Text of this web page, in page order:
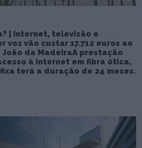
| Internet, televisão e
voz vão custar 17.712 euros ao
João da MadeiraA prestação
à internet em fibra ótica,
terá a duração de 24 meses.